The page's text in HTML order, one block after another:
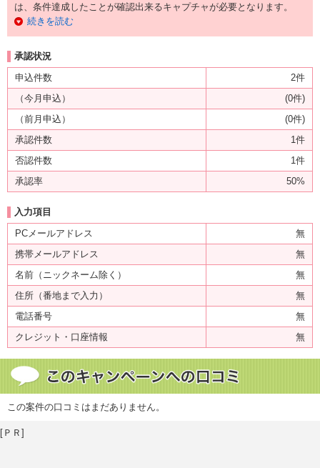
は、条件達成したことが確認出来るキャプチャが必要となります。
続きを読む
承認状況
申込件数
2件
（今月申込）
(0件)
（前月申込）
(0件)
承認件数
1件
否認件数
1件
承認率
50%
入力項目
PCメールアドレス
無
携帯メールアドレス
無
名前（ニックネーム除く）
無
住所（番地まで入力）
無
電話番号
無
クレジット・口座情報
無
この案件の口コミはまだありません。
[ＰＲ]